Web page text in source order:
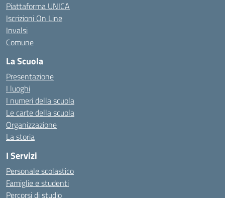
Piattaforma UNICA
Iscrizioni On Line
Invalsi
Comune
La Scuola
Presentazione
I luoghi
I numeri della scuola
Le carte della scuola
Organizzazione
La storia
I Servizi
Personale scolastico
Famiglie e studenti
Percorsi di studio